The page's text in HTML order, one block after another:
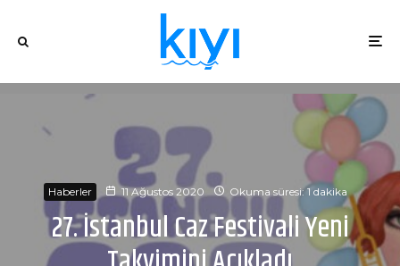
Haberler 11 Ağustos 2020 Okuma süresi: 1 dakika
27. İstanbul Caz Festivali Yeni